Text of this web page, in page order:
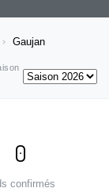
Gaujan
0
confirmés